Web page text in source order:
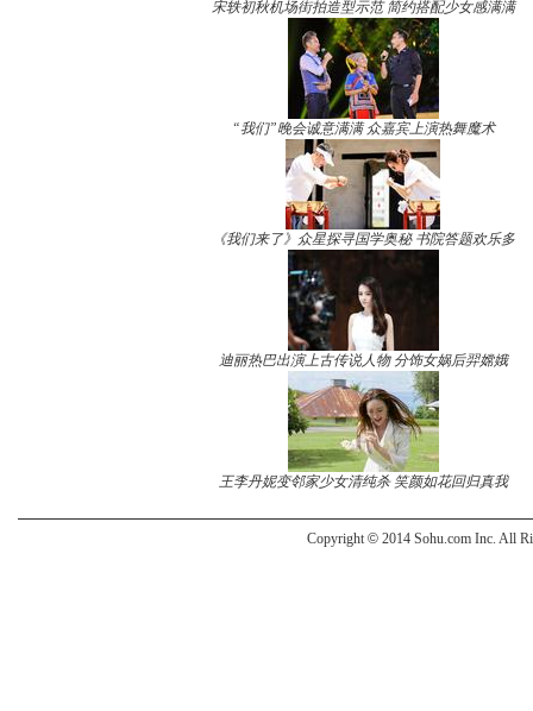
宋轶初秋机场街拍造型示范 简约搭配少女感满满
“我们”晚会诚意满满 众嘉宾上演热舞魔术
《我们来了》众星探寻国学奥秘 书院答题欢乐多
迪丽热巴出演上古传说人物 分饰女娲后羿嫦娥
王李丹妮变邻家少女清纯杀 笑颜如花回归真我
Copyright © 2014 Sohu.com Inc. All